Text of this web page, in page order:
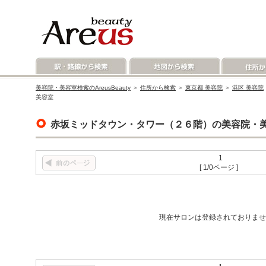
美容院・美容室検索のAreusBeauty ＞ 住所から検索 ＞ 東京都 美容院 ＞ 港区 美容院
美容室
赤坂ミッドタウン・タワー（２６階）の美容院・
1
[ 1/0ページ ]
現在サロンは登録されておりま